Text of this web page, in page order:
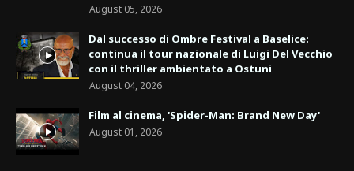
August 05, 2026
Dal successo di Ombre Festival a Baselice:
continua il tour nazionale di Luigi Del Vecchio
con il thriller ambientato a Ostuni
August 04, 2026
Film al cinema, 'Spider-Man: Brand New Day'
August 01, 2026